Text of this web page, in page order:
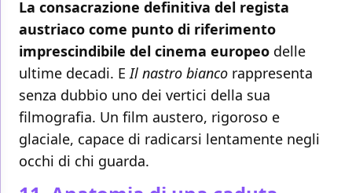
La consacrazione definitiva del regista
austriaco come punto di riferimento
imprescindibile del cinema europeo delle
ultime decadi. E Il nastro bianco rappresenta
senza dubbio uno dei vertici della sua
filmografia. Un film austero, rigoroso e
glaciale, capace di radicarsi lentamente negli
occhi di chi guarda.